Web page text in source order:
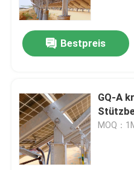
Haus
Produkte
Bestpreis
GQ-A
MOQ：